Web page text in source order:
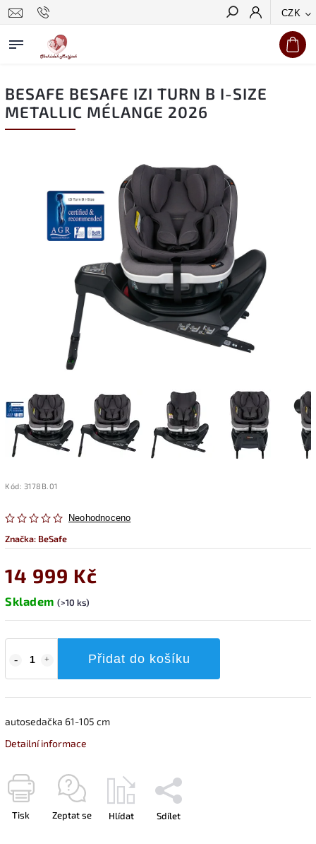
CZK
Hledat
BESAFE BESAFE IZI TURN B I-SIZE
METALLIC MÉLANGE 2026
Kód: 3178B.01
Neohodnoceno
Značka: BeSafe
14 999 Kč
Skladem (>10 ks)
Přidat do košíku
autosedačka 61-105 cm
Detailní informace
Tisk Zeptat se Hlídat Sdílet